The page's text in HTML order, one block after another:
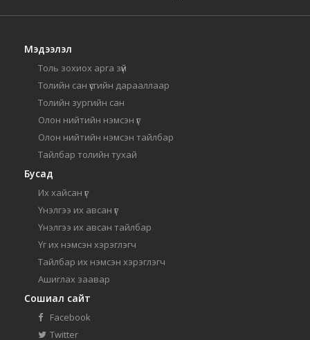
Мэдээлэл
Толь зохиох арга зүй
Толийн сан үсгийн дарааллаар
Толийн зургийн сан
Олон нийтийн нэмсэн үг
Олон нийтийн нэмсэн тайлбар
Тайлбар толийн тухай
Бусад
Их хайсан үг
Үнэлгээ их авсан үг
Үнэлгээ их авсан тайлбар
Үг их нэмсэн хэрэглэгч
Тайлбар их нэмсэн хэрэглэгч
Ашиглах заавар
Сошиал сайт
Facebook
Twitter